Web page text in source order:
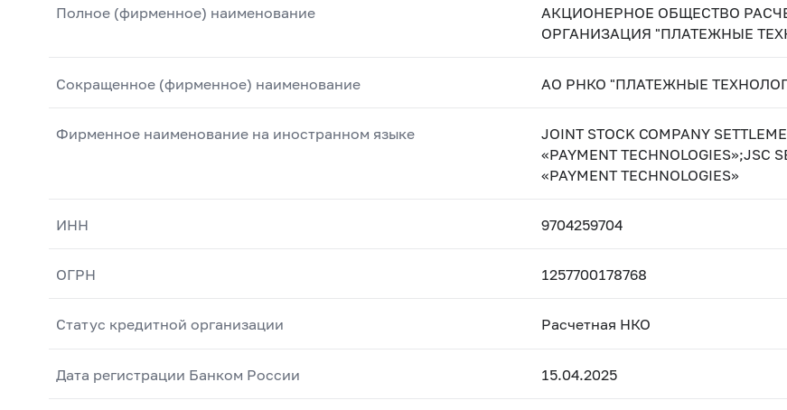
Полное (фирменное) наименование
АКЦИОНЕРНОЕ ОБЩЕСТВО
ОРГАНИЗАЦИЯ "ПЛАТЕЖНЫЕ
Сокращенное (фирменное) наименование АО РНКО "ПЛАТЕЖНЫЕ
Фирменное наименование на иностранном языке
JOINT STOCK COMPANY
«PAYMENT TECHNOLOGIES»;JSC
«PAYMENT TECHNOLOGIES»
ИНН 9704259704
ОГРН 1257700178768
Статус кредитной организации Расчетная НКО
Дата регистрации Банком России 15.04.2025